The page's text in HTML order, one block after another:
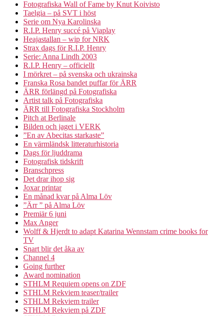
Fotografiska Wall of Fame by Knut Koivisto
Taelgia – på SVT i höst
Serie om Nya Karolinska
R.I.P. Henry succé på Viaplay
Heajastallan – wip for NRK
Strax dags för R.I.P. Henry
Serie: Anna Lindh 2003
R.I.P. Henry – officiellt
I mörkret – på svenska och ukrainska
Franska Rosa bandet puffar för ÄRR
ÄRR förlängd på Fotografiska
Artist talk på Fotografiska
ÄRR till Fotografiska Stockholm
Pitch at Berlinale
Bilden och jaget i VERK
”En av Abecitas starkaste”
En värmländsk litteraturhistoria
Dags för ljuddrama
Fotografisk tidskrift
Branschpress
Det drar ihop sig
Joxar printar
En månad kvar på Alma Löv
”Ärr ” på Alma Löv
Premiär 6 juni
Max Anger
Wolff & Hjerdt to adapt Katarina Wennstam crime books for
TV
Snart blir det åka av
Channel 4
Going further
Award nomination
STHLM Requiem opens on ZDF
STHLM Rekviem teaser/trailer
STHLM Rekviem trailer
STHLM Rekviem på ZDF